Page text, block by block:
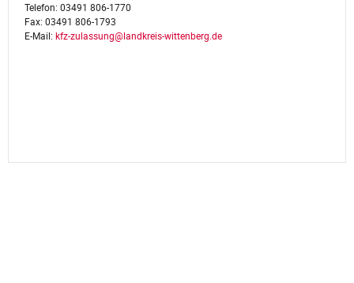
Telefon: 03491 806-1770
Fax: 03491 806-1793
E-Mail: kfz-zulassung@landkreis-wittenberg.de